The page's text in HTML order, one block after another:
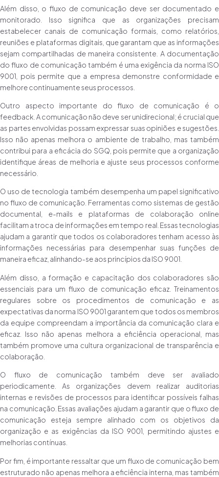
Além disso, o fluxo de comunicação deve ser documentado e
monitorado. Isso significa que as organizações precisam
estabelecer canais de comunicação formais, como relatórios,
reuniões e plataformas digitais, que garantam que as informações
sejam compartilhadas de maneira consistente. A documentação
do fluxo de comunicação também é uma exigência da norma ISO
9001, pois permite que a empresa demonstre conformidade e
melhore continuamente seus processos.
Outro aspecto importante do fluxo de comunicação é o
feedback. A comunicação não deve ser unidirecional; é crucial que
as partes envolvidas possam expressar suas opiniões e sugestões.
Isso não apenas melhora o ambiente de trabalho, mas também
contribui para a eficácia do SGQ, pois permite que a organização
identifique áreas de melhoria e ajuste seus processos conforme
necessário.
O uso de tecnologia também desempenha um papel significativo
no fluxo de comunicação. Ferramentas como sistemas de gestão
documental, e-mails e plataformas de colaboração online
facilitam a troca de informações em tempo real. Essas tecnologias
ajudam a garantir que todos os colaboradores tenham acesso às
informações necessárias para desempenhar suas funções de
maneira eficaz, alinhando-se aos princípios da ISO 9001.
Além disso, a formação e capacitação dos colaboradores são
essenciais para um fluxo de comunicação eficaz. Treinamentos
regulares sobre os procedimentos de comunicação e as
expectativas da norma ISO 9001 garantem que todos os membros
da equipe compreendam a importância da comunicação clara e
eficaz. Isso não apenas melhora a eficiência operacional, mas
também promove uma cultura organizacional de transparência e
colaboração.
O fluxo de comunicação também deve ser avaliado
periodicamente. As organizações devem realizar auditorias
internas e revisões de processos para identificar possíveis falhas
na comunicação. Essas avaliações ajudam a garantir que o fluxo de
comunicação esteja sempre alinhado com os objetivos da
organização e as exigências da ISO 9001, permitindo ajustes e
melhorias contínuas.
Por fim, é importante ressaltar que um fluxo de comunicação bem
estruturado não apenas melhora a eficiência interna, mas também